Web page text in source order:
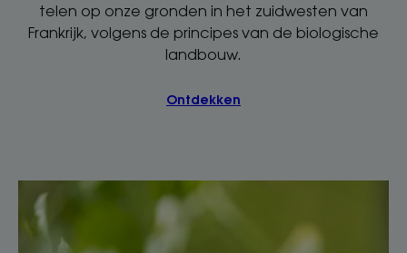
telen op onze gronden in het zuidwesten van
Frankrijk, volgens de principes van de biologische
landbouw.
Ontdekken